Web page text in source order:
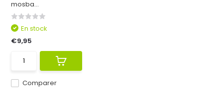
mosba...
Comparer
En stock
€9,95